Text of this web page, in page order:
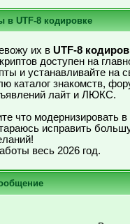
в UTF-8 кодировке
их в UTF-8
доступен на
и устанавливайте на
каталог знакомств,
лайт и ЛЮКС.
что модернизировать в
исправить
весь 2026 год.